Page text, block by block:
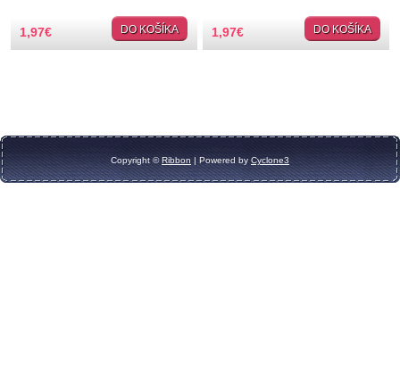
TIPY NA DARČEKY
Bižutérny kútik
Burda strihy
1,97€ DO KOŠÍKA 1,97€ DO KOŠÍKA
Copyright ©Ribbon| Powered by Cyclone3